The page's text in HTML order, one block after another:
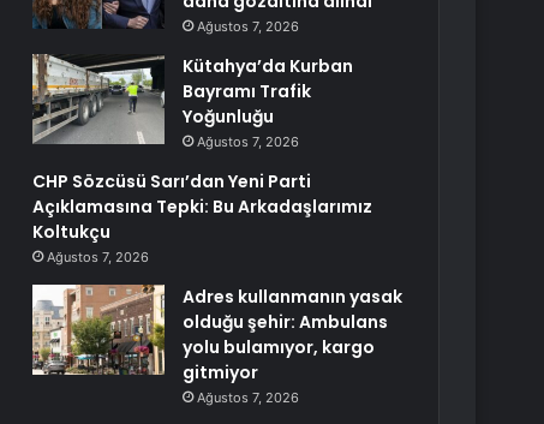
Ağustos 7, 2026
Kütahya’da Kurban
Bayramı Trafik
Yoğunluğu
Ağustos 7, 2026
CHP Sözcüsü Sarı’dan Yeni Parti
Açıklamasına Tepki: Bu Arkadaşlarımız
Koltukçu
Ağustos 7, 2026
Adres kullanmanın yasak
olduğu şehir: Ambulans
yolu bulamıyor, kargo
gitmiyor
Ağustos 7, 2026